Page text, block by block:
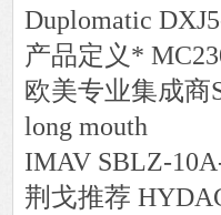
Duplomatic
产品定义*
欧美专业集成商
long mouth
IMAV SBLZ-
荆戈推荐